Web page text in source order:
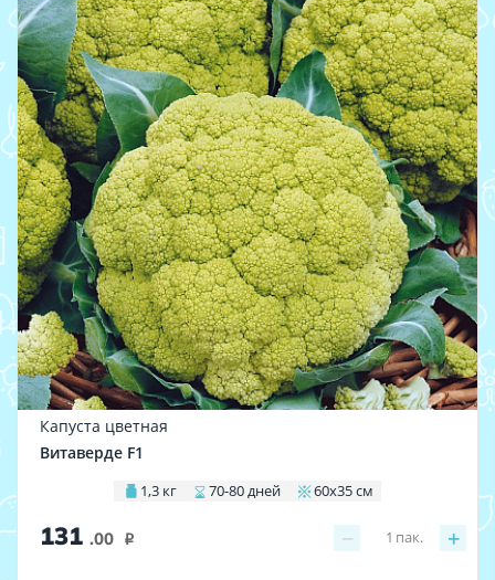
Капуста цветная
Витаверде F1
1,3 кг 70-80 дней 60х35 см
131 .00 i − +
1 пак.